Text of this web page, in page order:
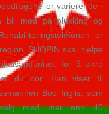
er varierende i
bli med på plukking og
er
SHOPIN skal hjelpe
for å sikre
du bor. Han viser til
Bob Inglis, som
med mer enn 40